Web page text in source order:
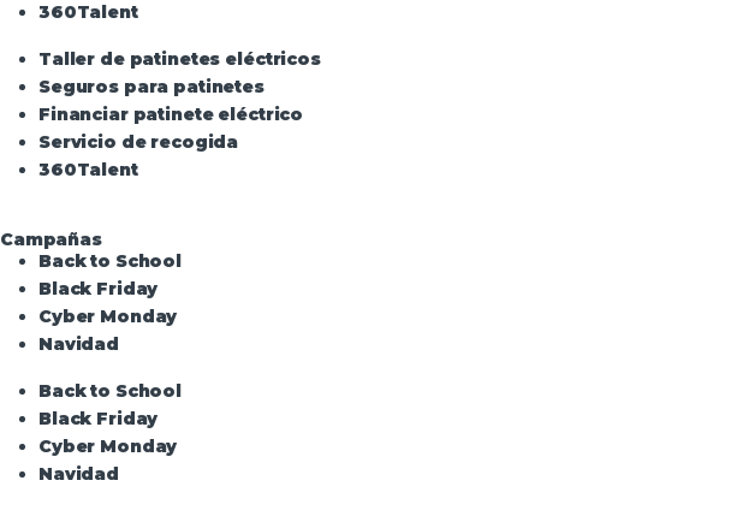
360Talent
Taller de patinetes eléctricos
Seguros para patinetes
Financiar patinete eléctrico
Servicio de recogida
360Talent
Campañas
Back to School
Black Friday
Cyber Monday
Navidad
Back to School
Black Friday
Cyber Monday
Navidad